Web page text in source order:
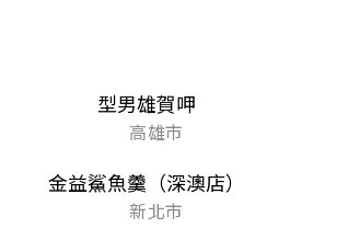
型男雄賀呷
高雄市
金益鯊魚羹（深澳店）
新北市